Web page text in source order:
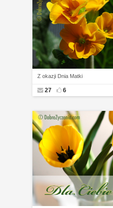
Z okazji Dnia Matki
27 6